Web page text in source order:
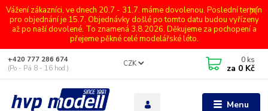
Vážení zákazníci, ve dnech 20.7 - 31.7. máme dovolenou. Poslední termín
pro objednání je 15.7. Objednávky došlé po tomto datu budou vyřízeny
až po naší dovolené. To znamená 3.8.2026. Děkujeme za pochopení a
přejeme pěkné celé modelářské léto.
Menu
CZK
+420 777 286 674
(Po - Pá 8 - 16 hod.)
0 ks
za 0 Kč